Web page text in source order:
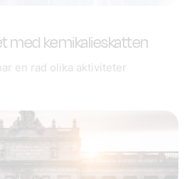
med kemikalieskatten
en rad olika aktiviteter